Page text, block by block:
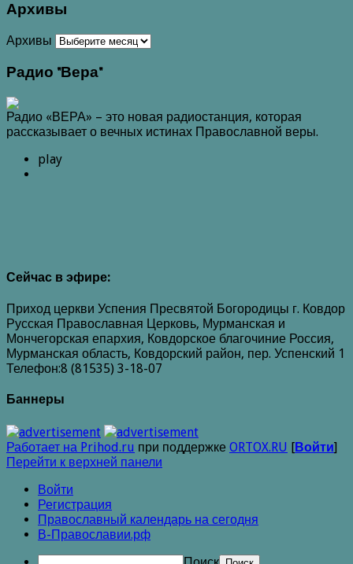
Архивы
Архивы
Радио "Вера"
Радио «ВЕРА» – это новая радиостанция, которая
рассказывает о вечных истинах Православной веры.
play
Сейчас в эфире:
Приход церкви Успения Пресвятой Богородицы г. Ковдор
Русская Православная Церковь, Мурманская и
Мончегорская епархия, Ковдорское благочиние Россия,
Мурманская область, Ковдорский район, пер. Успенский 1
Телефон:8 (81535) 3-18-07
Баннеры
Работает на Prihod.ru при поддержке ORTOX.RU [Войти]
Перейти к верхней панели
Войти
Регистрация
Православный календарь на сегодня
В-Православии.рф